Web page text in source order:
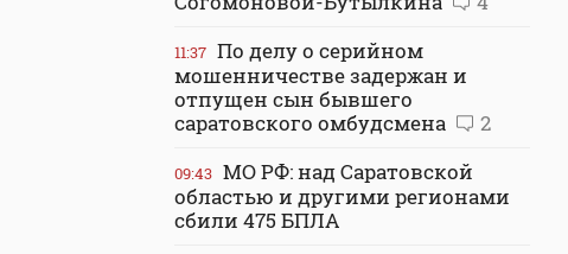
11:37 По делу о серийном
мошенничестве задержан и
отпущен сын бывшего
саратовского омбудсмена
2
09:43 МО РФ: над Саратовской
областью и другими регионами
сбили 475 БПЛА